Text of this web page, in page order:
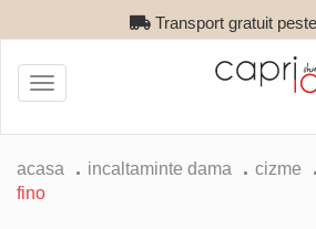
Transport gratuit
Toggle
navigation
acasa incaltaminte dama cizme
fino